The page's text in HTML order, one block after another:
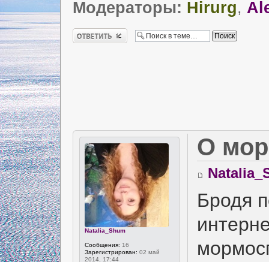
Модераторы: Hirurg,
Ответить
Natalia_Shum
Сообщения: 16
Зарегистрирован: 02 май
2014, 17:44
О
Бродя